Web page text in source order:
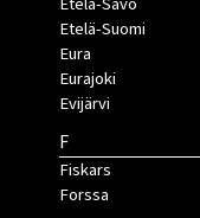
Etelä-Suomi
Eura
Eurajoki
Evijärvi
F
Fiskars
Forssa